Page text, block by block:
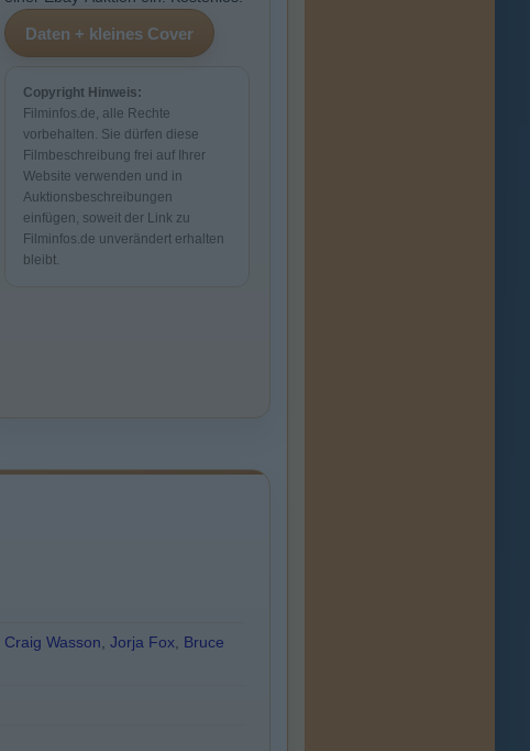
Copyright Hinweis:
Filminfos.de, alle Rechte
vorbehalten. Sie dürfen diese
Filmbeschreibung frei auf Ihrer
Website verwenden und in
Auktionsbeschreibungen
einfügen, soweit der Link zu
Filminfos.de unverändert erhalten
bleibt.
Craig Wasson Jorja Fox
Bruce